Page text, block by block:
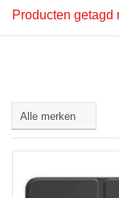
Producten getagd